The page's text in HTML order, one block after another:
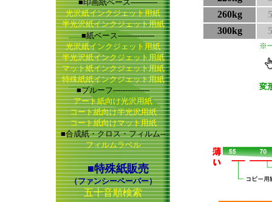
■印画紙ベース-----------
光沢紙インクジェット用紙
半光沢紙インクジェット用紙
■紙ベース---------------
光沢紙インクジェット用紙
半光沢紙インクジェット用紙
マット紙インクジェット用紙
特殊紙紙インクジェット用紙
■プルーフ---------------
アート紙向け光沢用紙
コート紙向け半光沢用紙
コート紙向けマット用紙
■合成紙・クロス・フィルム--
フィルムラベル
■特殊紙販売
（ファンシーペーパー）
五十音順検索
260kg
300kg
※
変